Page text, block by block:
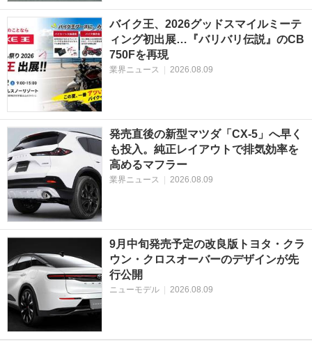
バイク王、2026グッドスマイルミーテ
ィング初出展…『バリバリ伝説』のCB
750Fを再現
業界ニュース 2026.08.09
発売直後の新型マツダ「CX-5」へ早く
も投入。純正レイアウトで排気効率を
高めるマフラー
業界ニュース 2026.08.09
9月中旬発売予定の改良版トヨタ・クラ
ウン・クロスオーバーのデザインが先
行公開
ニューモデル 2026.08.09